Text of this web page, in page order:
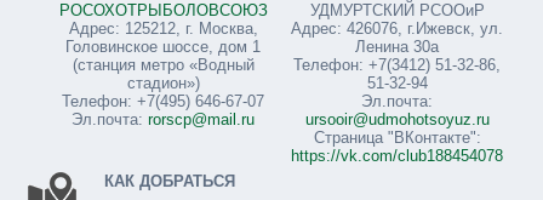
РОСОХОТРЫБОЛОВСОЮЗ
Адрес: 125212, г. Москва,
Головинское шоссе, дом 1
(станция метро «Водный
стадион»)
Телефон: +7(495) 646-67-07
Эл.почта: rorscp@mail.ru
УДМУРТСКИЙ РСООиР
Адрес: 426076, г.Ижевск, ул.
Ленина 30а
Телефон: +7(3412) 51-32-86,
51-32-94
Эл.почта:
ursooir@udmohotsoyuz.ru
Страница "ВКонтакте":
https://vk.com/club188454078
КАК ДОБРАТЬСЯ